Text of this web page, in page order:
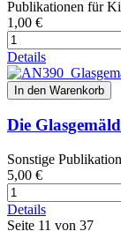
Publikationen für
1,00 €
Details
In den Warenkorb
Die
Sonstige
5,00 €
Details
Seite 11 von 37